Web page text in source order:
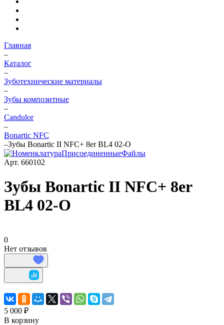
Главная
–
Каталог
–
Зуботехнические материалы
–
Зубы композитные
–
Candulor
–
Bonartic NFC
–Зубы Bonartic II NFC+ 8er BL4 02-O
Арт. 660102
Зубы Bonartic II NFC+ 8er
BL4 02-O
0
Нет отзывов
5 000 ₽
В корзину